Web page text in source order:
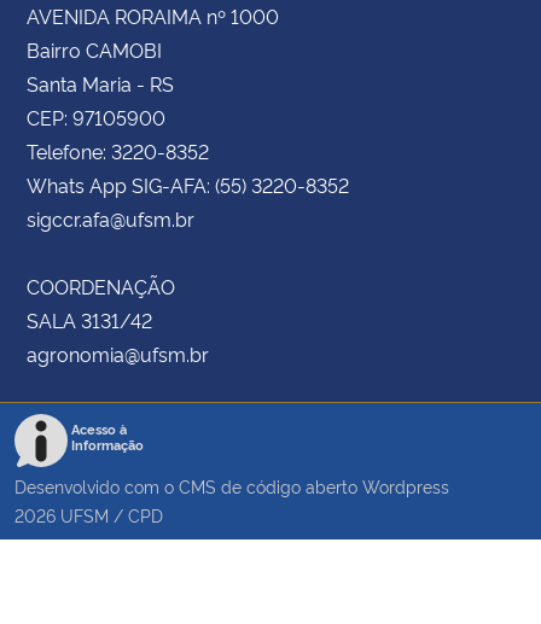
AVENIDA RORAIMA nº 1000
Bairro CAMOBI
Santa Maria - RS
CEP: 97105900
Telefone: 3220-8352
Whats App SIG-AFA: (55) 3220-8352
sigccr.afa@ufsm.br
COORDENAÇÃO
SALA 3131/42
agronomia@ufsm.br
Acesso à
Informação
Desenvolvido com o CMS de código aberto Wordpress
2026 UFSM / CPD